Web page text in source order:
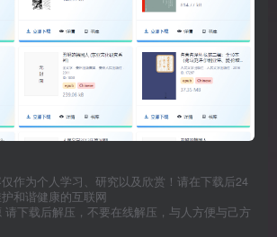
作为个人学习、研究以及欣赏！请在下载后24
和谐健康的互联网
下载后解压，不要在线解压，与人方便与己方